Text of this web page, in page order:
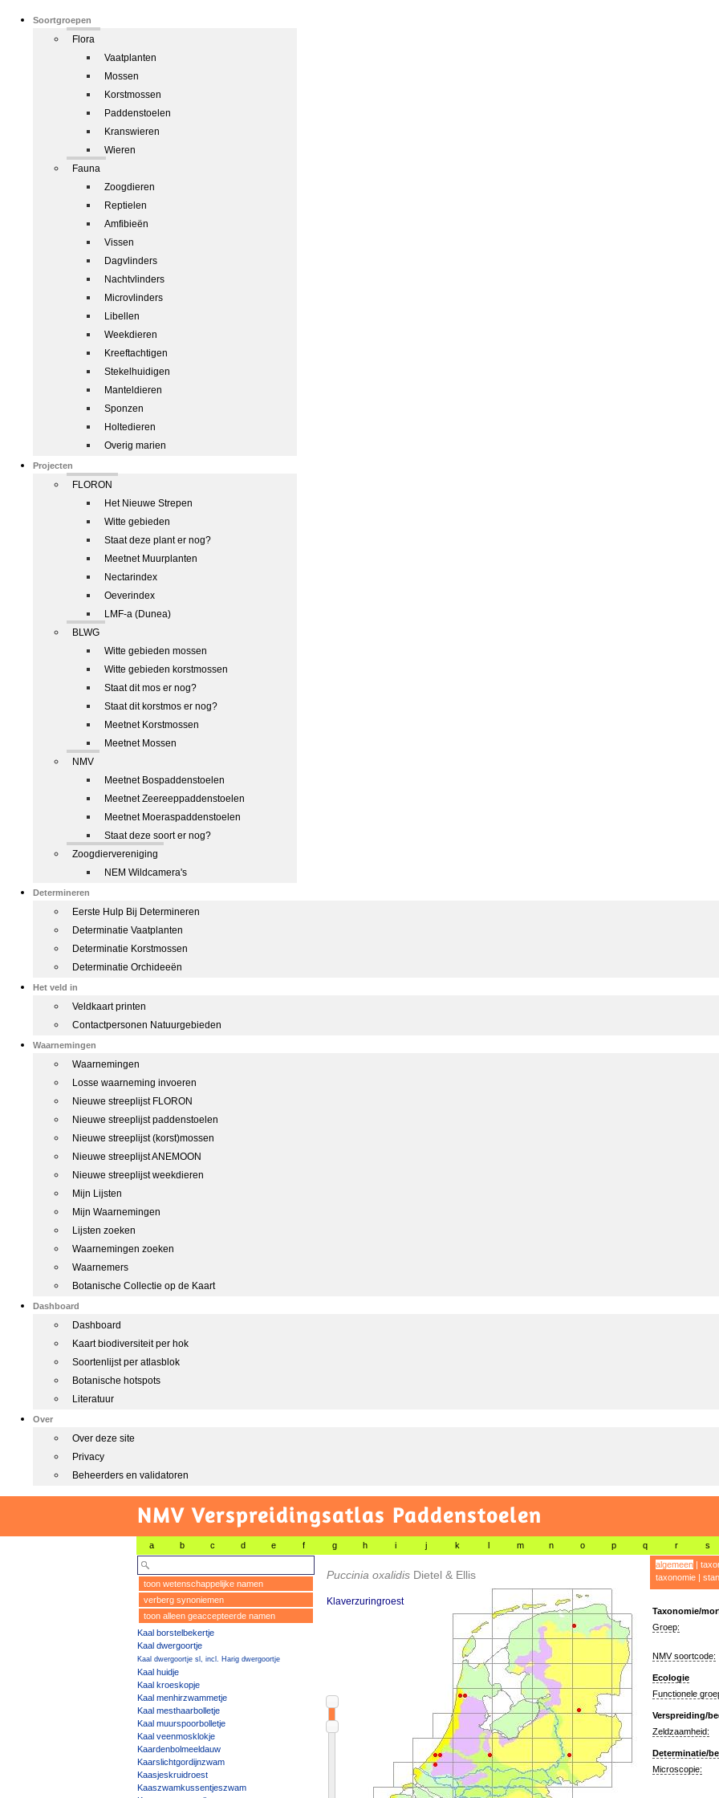
Soortgroepen
Flora
Vaatplanten
Mossen
Korstmossen
Paddenstoelen
Kranswieren
Wieren
Fauna
Zoogdieren
Reptielen
Amfibieën
Vissen
Dagvlinders
Nachtvlinders
Microvlinders
Libellen
Weekdieren
Kreeftachtigen
Stekelhuidigen
Manteldieren
Sponzen
Holtedieren
Overig marien
Projecten
FLORON
Het Nieuwe Strepen
Witte gebieden
Staat deze plant er nog?
Meetnet Muurplanten
Nectarindex
Oeverindex
LMF-a (Dunea)
BLWG
Witte gebieden mossen
Witte gebieden korstmossen
Staat dit mos er nog?
Staat dit korstmos er nog?
Meetnet Korstmossen
Meetnet Mossen
NMV
Meetnet Bospaddenstoelen
Meetnet Zeereeppaddenstoelen
Meetnet Moeraspaddenstoelen
Staat deze soort er nog?
Zoogdiervereniging
NEM Wildcamera's
Determineren
Eerste Hulp Bij Determineren
Determinatie Vaatplanten
Determinatie Korstmossen
Determinatie Orchideeën
Het veld in
Veldkaart printen
Contactpersonen Natuurgebieden
Waarnemingen
Waarnemingen
Losse waarneming invoeren
Nieuwe streeplijst FLORON
Nieuwe streeplijst paddenstoelen
Nieuwe streeplijst (korst)mossen
Nieuwe streeplijst ANEMOON
Nieuwe streeplijst weekdieren
Mijn Lijsten
Mijn Waarnemingen
Lijsten zoeken
Waarnemingen zoeken
Waarnemers
Botanische Collectie op de Kaart
Dashboard
Dashboard
Kaart biodiversiteit per hok
Soortenlijst per atlasblok
Botanische hotspots
Literatuur
Over
Over deze site
Privacy
Beheerders en validatoren
NMV Verspreidingsatlas Paddenstoelen
a b c d e f g h i j k l m n o p q r s
toon wetenschappelijke namen
verberg synoniemen
toon alleen geaccepteerde namen
Kaal borstelbekertje
Kaal dwergoortje
Kaal dwergoortje sl, incl. Harig dwergoortje
Kaal huidje
Kaal kroeskopje
Kaal menhirzwammetje
Kaal mesthaarbolletje
Kaal muurspoorbolletje
Kaal veenmosklokje
Kaardenbolmeeldauw
Kaarslichtgordijnzwam
Kaasjeskruidroest
Kaaszwamkussentjeszwam
Puccinia oxalidis Dietel & Ellis
Klaverzuringroest
algemeen|
taxonomie|
Taxonomie/
Groep:
NMV soortcode:
Ecologie
Functionele
Verspreiding/
Zeldzaamheid:
Determinatie/
Microscopie: